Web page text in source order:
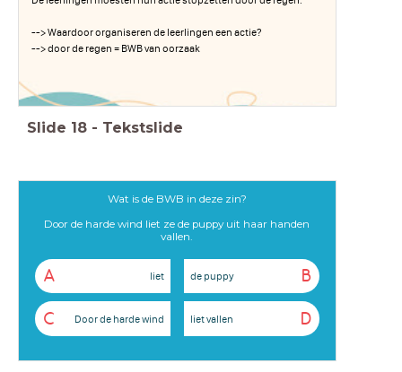
--> Waardoor organiseren de leerlingen een actie?
--> door de regen = BWB van oorzaak
Slide 18 - Tekstslide
Wat is de BWB in deze zin?
Door de harde wind liet ze de puppy uit haar handen
vallen.
A liet B
de puppy
C Door de harde wind D
liet vallen